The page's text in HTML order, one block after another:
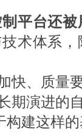
平台还
术体系
快、质量
期演进的
构建这样